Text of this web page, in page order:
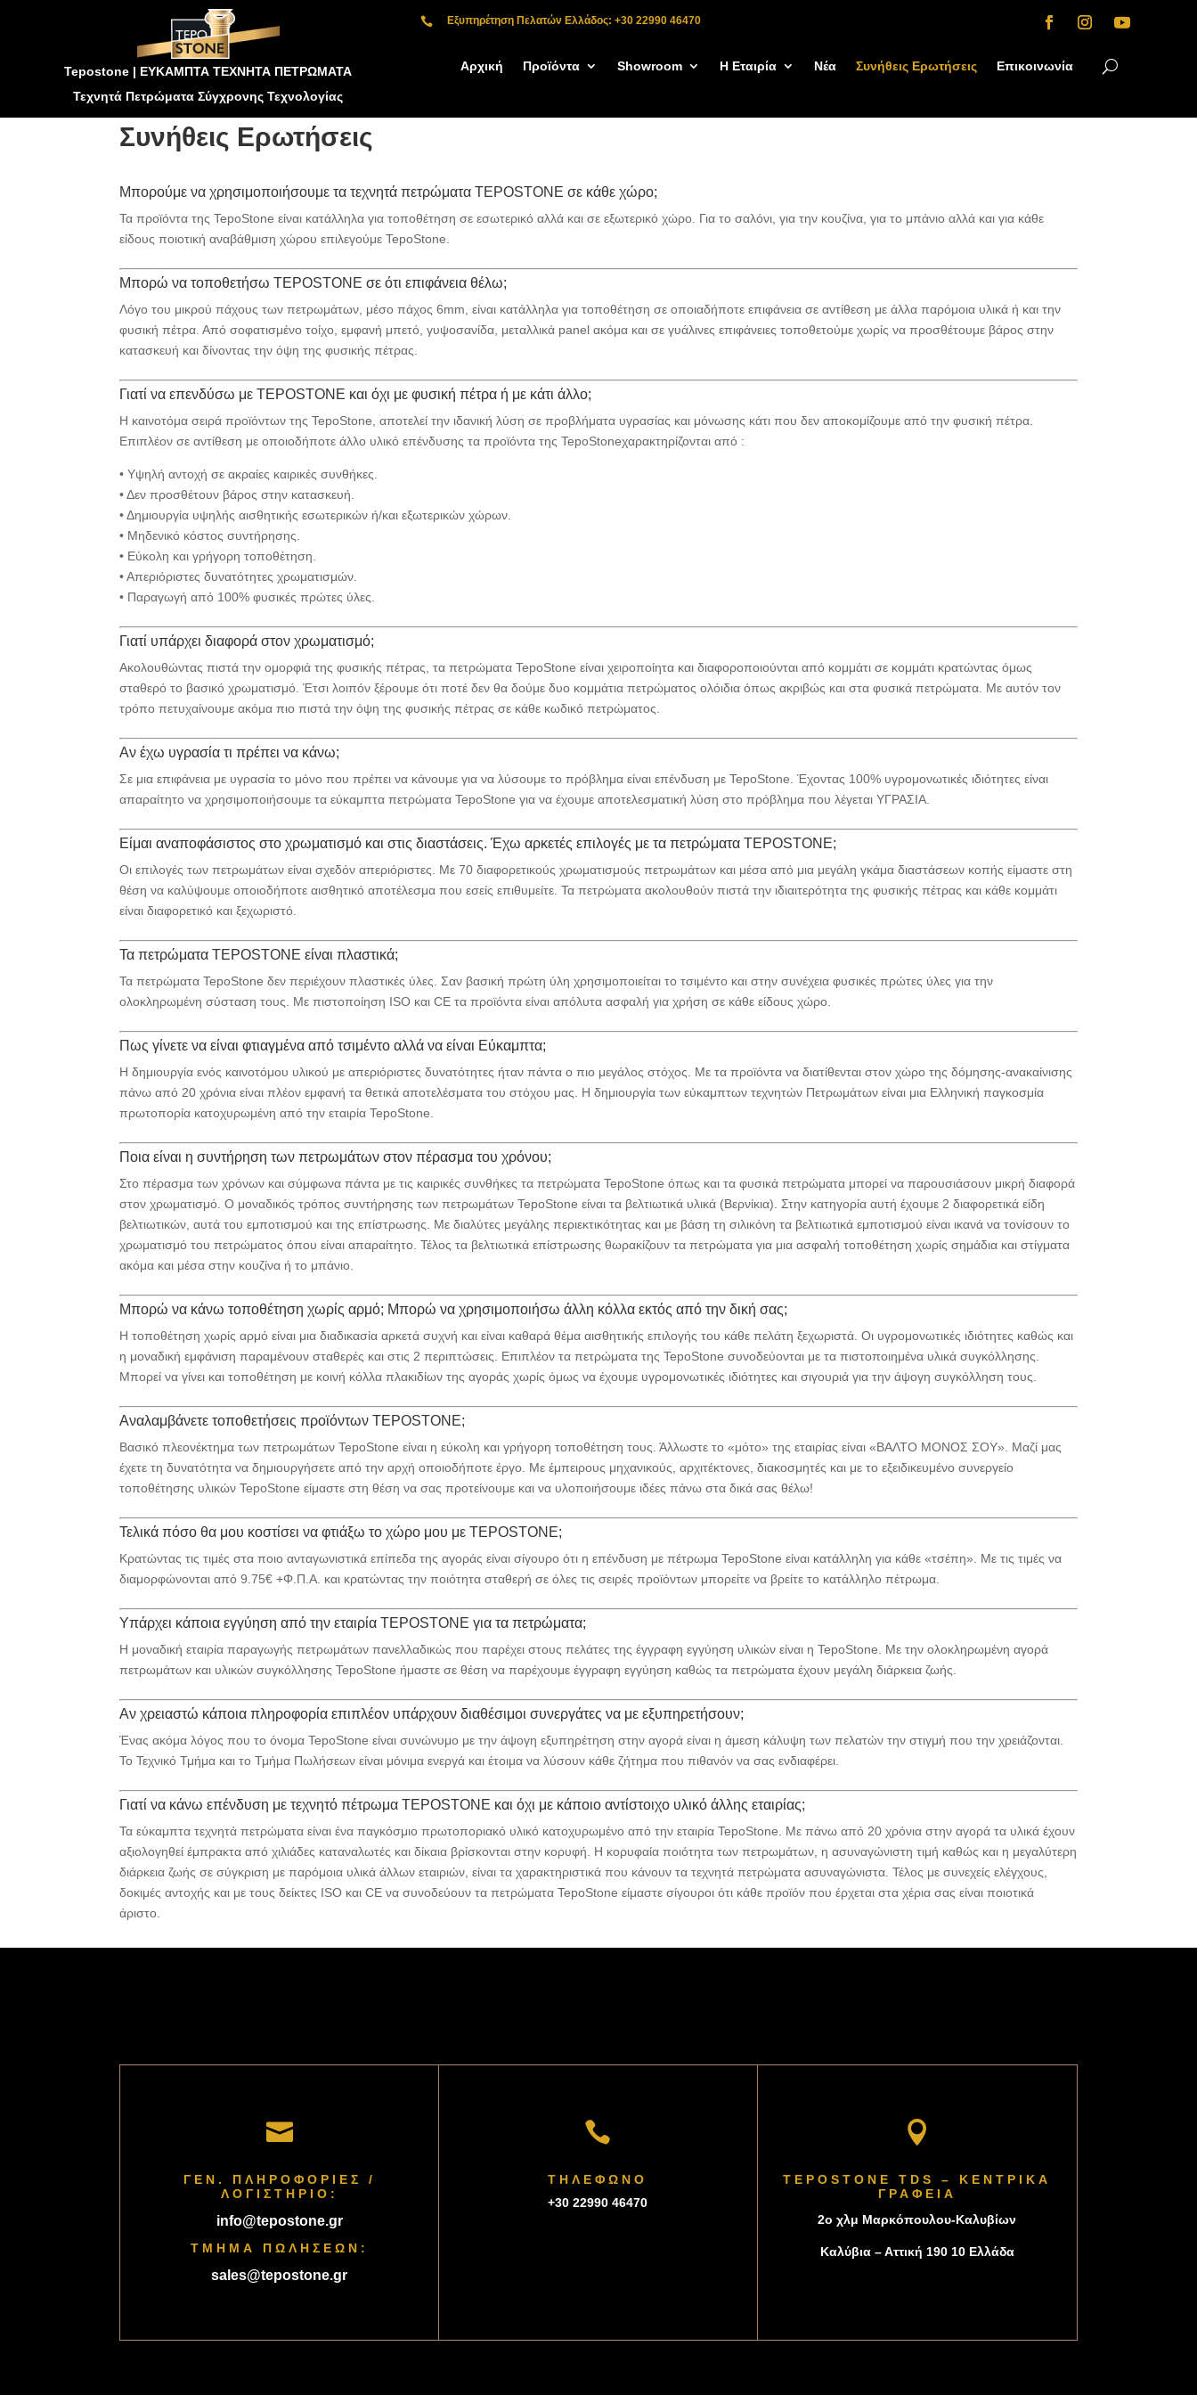
Tepostone | ΕΥΚΑΜΠΤΑ ΤΕΧΝΗΤΑ ΠΕΤΡΩΜΑΤΑ
Τεχνητά Πετρώματα Σύγχρονης Τεχνολογίας
 Εξυπηρέτηση Πελατών Ελλάδος: +30 22990 46470
Αρχική Προϊόντα Showroom Η Εταιρία Νέα Συνήθεις Ερωτήσεις Επικοινωνία
Συνήθεις Ερωτήσεις
Μπορούμε να χρησιμοποιήσουμε τα τεχνητά πετρώματα TEPOSTONE σε κάθε χώρο;
Τα προϊόντα της TepoStone είναι κατάλληλα για τοποθέτηση σε εσωτερικό αλλά και σε εξωτερικό χώρο. Για το σαλόνι, για την κουζίνα, για το μπάνιο αλλά και για κάθε
είδους ποιοτική αναβάθμιση χώρου επιλεγούμε TepoStone.
Μπορώ να τοποθετήσω TEPOSTONE σε ότι επιφάνεια θέλω;
Λόγο του μικρού πάχους των πετρωμάτων, μέσο πάχος 6mm, είναι κατάλληλα για τοποθέτηση σε οποιαδήποτε επιφάνεια σε αντίθεση με άλλα παρόμοια υλικά ή και την
φυσική πέτρα. Από σοφατισμένο τοίχο, εμφανή μπετό, γυψοσανίδα, μεταλλικά panel ακόμα και σε γυάλινες επιφάνειες τοποθετούμε χωρίς να προσθέτουμε βάρος στην
κατασκευή και δίνοντας την όψη της φυσικής πέτρας.
Γιατί να επενδύσω με TEPOSTONE και όχι με φυσική πέτρα ή με κάτι άλλο;
Η καινοτόμα σειρά προϊόντων της TepoStone, αποτελεί την ιδανική λύση σε προβλήματα υγρασίας και μόνωσης κάτι που δεν αποκομίζουμε από την φυσική πέτρα.
Επιπλέον σε αντίθεση με οποιοδήποτε άλλο υλικό επένδυσης τα προϊόντα της TepoStoneχαρακτηρίζονται από :
• Υψηλή αντοχή σε ακραίες καιρικές συνθήκες.
• Δεν προσθέτουν βάρος στην κατασκευή.
• Δημιουργία υψηλής αισθητικής εσωτερικών ή/και εξωτερικών χώρων.
• Μηδενικό κόστος συντήρησης.
• Εύκολη και γρήγορη τοποθέτηση.
• Απεριόριστες δυνατότητες χρωματισμών.
• Παραγωγή από 100% φυσικές πρώτες ύλες.
Γιατί υπάρχει διαφορά στον χρωματισμό;
Ακολουθώντας πιστά την ομορφιά της φυσικής πέτρας, τα πετρώματα TepoStone είναι χειροποίητα και διαφοροποιούνται από κομμάτι σε κομμάτι κρατώντας όμως
σταθερό το βασικό χρωματισμό. Έτσι λοιπόν ξέρουμε ότι ποτέ δεν θα δούμε δυο κομμάτια πετρώματος ολόιδια όπως ακριβώς και στα φυσικά πετρώματα. Με αυτόν τον
τρόπο πετυχαίνουμε ακόμα πιο πιστά την όψη της φυσικής πέτρας σε κάθε κωδικό πετρώματος.
Αν έχω υγρασία τι πρέπει να κάνω;
Σε μια επιφάνεια με υγρασία το μόνο που πρέπει να κάνουμε για να λύσουμε το πρόβλημα είναι επένδυση με TepoStone. Έχοντας 100% υγρομονωτικές ιδιότητες είναι
απαραίτητο να χρησιμοποιήσουμε τα εύκαμπτα πετρώματα TepoStone για να έχουμε αποτελεσματική λύση στο πρόβλημα που λέγεται ΥΓΡΑΣΙΑ.
Είμαι αναποφάσιστος στο χρωματισμό και στις διαστάσεις. Έχω αρκετές επιλογές με τα πετρώματα TEPOSTONE;
Οι επιλογές των πετρωμάτων είναι σχεδόν απεριόριστες. Με 70 διαφορετικούς χρωματισμούς πετρωμάτων και μέσα από μια μεγάλη γκάμα διαστάσεων κοπής είμαστε στη
θέση να καλύψουμε οποιοδήποτε αισθητικό αποτέλεσμα που εσείς επιθυμείτε. Τα πετρώματα ακολουθούν πιστά την ιδιαιτερότητα της φυσικής πέτρας και κάθε κομμάτι
είναι διαφορετικό και ξεχωριστό.
Τα πετρώματα TEPOSTONE είναι πλαστικά;
Τα πετρώματα TepoStone δεν περιέχουν πλαστικές ύλες. Σαν βασική πρώτη ύλη χρησιμοποιείται το τσιμέντο και στην συνέχεια φυσικές πρώτες ύλες για την
ολοκληρωμένη σύσταση τους. Με πιστοποίηση ISO και CE τα προϊόντα είναι απόλυτα ασφαλή για χρήση σε κάθε είδους χώρο.
Πως γίνετε να είναι φτιαγμένα από τσιμέντο αλλά να είναι Εύκαμπτα;
Η δημιουργία ενός καινοτόμου υλικού με απεριόριστες δυνατότητες ήταν πάντα ο πιο μεγάλος στόχος. Με τα προϊόντα να διατίθενται στον χώρο της δόμησης-ανακαίνισης
πάνω από 20 χρόνια είναι πλέον εμφανή τα θετικά αποτελέσματα του στόχου μας. Η δημιουργία των εύκαμπτων τεχνητών Πετρωμάτων είναι μια Ελληνική παγκοσμία
πρωτοπορία κατοχυρωμένη από την εταιρία TepoStone.
Ποια είναι η συντήρηση των πετρωμάτων στον πέρασμα του χρόνου;
Στο πέρασμα των χρόνων και σύμφωνα πάντα με τις καιρικές συνθήκες τα πετρώματα TepoStone όπως και τα φυσικά πετρώματα μπορεί να παρουσιάσουν μικρή διαφορά
στον χρωματισμό. Ο μοναδικός τρόπος συντήρησης των πετρωμάτων TepoStone είναι τα βελτιωτικά υλικά (Βερνίκια). Στην κατηγορία αυτή έχουμε 2 διαφορετικά είδη
βελτιωτικών, αυτά του εμποτισμού και της επίστρωσης. Με διαλύτες μεγάλης περιεκτικότητας και με βάση τη σιλικόνη τα βελτιωτικά εμποτισμού είναι ικανά να τονίσουν το
χρωματισμό του πετρώματος όπου είναι απαραίτητο. Τέλος τα βελτιωτικά επίστρωσης θωρακίζουν τα πετρώματα για μια ασφαλή τοποθέτηση χωρίς σημάδια και στίγματα
ακόμα και μέσα στην κουζίνα ή το μπάνιο.
Μπορώ να κάνω τοποθέτηση χωρίς αρμό; Μπορώ να χρησιμοποιήσω άλλη κόλλα εκτός από την δική σας;
Η τοποθέτηση χωρίς αρμό είναι μια διαδικασία αρκετά συχνή και είναι καθαρά θέμα αισθητικής επιλογής του κάθε πελάτη ξεχωριστά. Οι υγρομονωτικές ιδιότητες καθώς και
η μοναδική εμφάνιση παραμένουν σταθερές και στις 2 περιπτώσεις. Επιπλέον τα πετρώματα της TepoStone συνοδεύονται με τα πιστοποιημένα υλικά συγκόλλησης.
Μπορεί να γίνει και τοποθέτηση με κοινή κόλλα πλακιδίων της αγοράς χωρίς όμως να έχουμε υγρομονωτικές ιδιότητες και σιγουριά για την άψογη συγκόλληση τους.
Αναλαμβάνετε τοποθετήσεις προϊόντων TEPOSTONE;
Βασικό πλεονέκτημα των πετρωμάτων TepoStone είναι η εύκολη και γρήγορη τοποθέτηση τους. Άλλωστε το «μότο» της εταιρίας είναι «ΒΑΛΤΟ ΜΟΝΟΣ ΣΟΥ». Μαζί μας
έχετε τη δυνατότητα να δημιουργήσετε από την αρχή οποιοδήποτε έργο. Με έμπειρους μηχανικούς, αρχιτέκτονες, διακοσμητές και με το εξειδικευμένο συνεργείο
τοποθέτησης υλικών TepoStone είμαστε στη θέση να σας προτείνουμε και να υλοποιήσουμε ιδέες πάνω στα δικά σας θέλω!
Τελικά πόσο θα μου κοστίσει να φτιάξω το χώρο μου με TEPOSTONE;
Κρατώντας τις τιμές στα ποιο ανταγωνιστικά επίπεδα της αγοράς είναι σίγουρο ότι η επένδυση με πέτρωμα TepoStone είναι κατάλληλη για κάθε «τσέπη». Με τις τιμές να
διαμορφώνονται από 9.75€ +Φ.Π.Α. και κρατώντας την ποιότητα σταθερή σε όλες τις σειρές προϊόντων μπορείτε να βρείτε το κατάλληλο πέτρωμα.
Υπάρχει κάποια εγγύηση από την εταιρία TEPOSTONE για τα πετρώματα;
Η μοναδική εταιρία παραγωγής πετρωμάτων πανελλαδικώς που παρέχει στους πελάτες της έγγραφη εγγύηση υλικών είναι η TepoStone. Με την ολοκληρωμένη αγορά
πετρωμάτων και υλικών συγκόλλησης TepoStone ήμαστε σε θέση να παρέχουμε έγγραφη εγγύηση καθώς τα πετρώματα έχουν μεγάλη διάρκεια ζωής.
Αν χρειαστώ κάποια πληροφορία επιπλέον υπάρχουν διαθέσιμοι συνεργάτες να με εξυπηρετήσουν;
Ένας ακόμα λόγος που το όνομα TepoStone είναι συνώνυμο με την άψογη εξυπηρέτηση στην αγορά είναι η άμεση κάλυψη των πελατών την στιγμή που την χρειάζονται.
Το Τεχνικό Τμήμα και το Τμήμα Πωλήσεων είναι μόνιμα ενεργά και έτοιμα να λύσουν κάθε ζήτημα που πιθανόν να σας ενδιαφέρει.
Γιατί να κάνω επένδυση με τεχνητό πέτρωμα TEPOSTONE και όχι με κάποιο αντίστοιχο υλικό άλλης εταιρίας;
Τα εύκαμπτα τεχνητά πετρώματα είναι ένα παγκόσμιο πρωτοποριακό υλικό κατοχυρωμένο από την εταιρία TepoStone. Με πάνω από 20 χρόνια στην αγορά τα υλικά έχουν
αξιολογηθεί έμπρακτα από χιλιάδες καταναλωτές και δίκαια βρίσκονται στην κορυφή. Η κορυφαία ποιότητα των πετρωμάτων, η ασυναγώνιστη τιμή καθώς και η μεγαλύτερη
διάρκεια ζωής σε σύγκριση με παρόμοια υλικά άλλων εταιριών, είναι τα χαρακτηριστικά που κάνουν τα τεχνητά πετρώματα ασυναγώνιστα. Τέλος με συνεχείς ελέγχους,
δοκιμές αντοχής και με τους δείκτες ISO και CE να συνοδεύουν τα πετρώματα TepoStone είμαστε σίγουροι ότι κάθε προϊόν που έρχεται στα χέρια σας είναι ποιοτικά
άριστο.

ΓΕΝ. ΠΛΗΡΟΦΟΡΙΕΣ /
ΛΟΓΙΣΤΗΡΙΟ:
info@tepostone.gr
ΤΜΗΜΑ ΠΩΛΗΣΕΩΝ:
sales@tepostone.gr

ΤΗΛΕΦΩΝΟ
+30 22990 46470

TEPOSTONE TDS – ΚΕΝΤΡΙΚΑ
ΓΡΑΦΕΙΑ
2o χλμ Μαρκόπουλου-Καλυβίων
Καλύβια – Αττική 190 10 Ελλάδα